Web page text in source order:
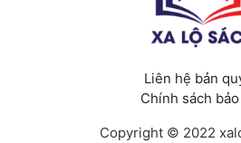
Liên hệ bản
Chính sách
Copyright © 2022